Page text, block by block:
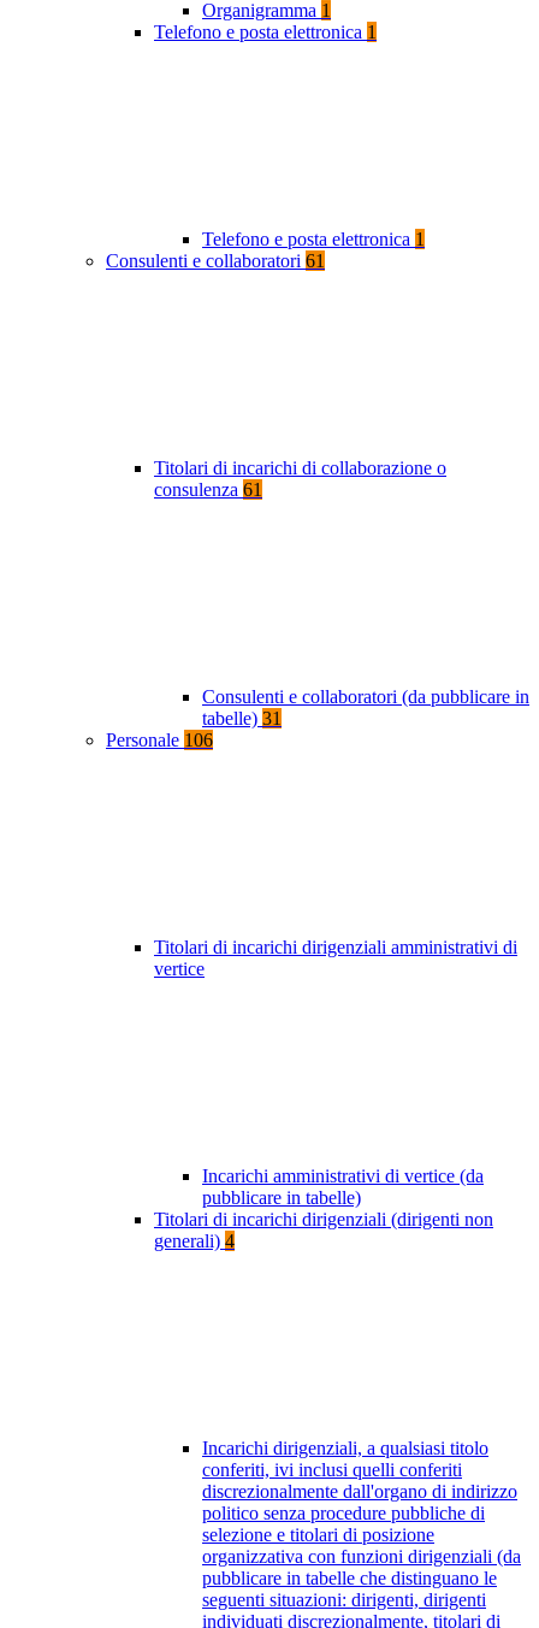
Organigramma 1
Telefono e posta elettronica 1
Telefono e posta elettronica 1
Consulenti e collaboratori 61
Titolari di incarichi di collaborazione o
consulenza 61
Consulenti e collaboratori (da pubblicare in
tabelle) 31
Personale 106
Titolari di incarichi dirigenziali amministrativi di
vertice
Incarichi amministrativi di vertice (da
pubblicare in tabelle)
Titolari di incarichi dirigenziali (dirigenti non
generali) 4
Incarichi dirigenziali, a qualsiasi titolo
conferiti, ivi inclusi quelli conferiti
discrezionalmente dall'organo di indirizzo
politico senza procedure pubbliche di
selezione e titolari di posizione
organizzativa con funzioni dirigenziali (da
pubblicare in tabelle che distinguano le
seguenti situazioni: dirigenti, dirigenti
individuati discrezionalmente, titolari di